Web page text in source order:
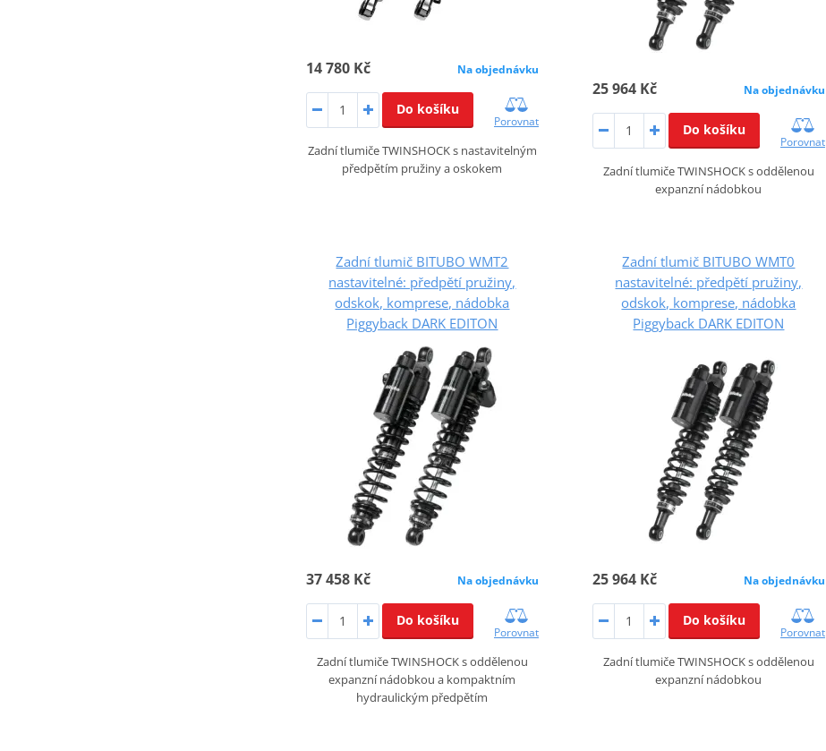
14 780 Kč Na objednávku
Do košíku
Porovnat
Zadní tlumiče TWINSHOCK s nastavitelným
předpětím pružiny a oskokem
25 964 Kč Na objednávku
Do košíku
Porovnat
Zadní tlumiče TWINSHOCK s oddělenou
expanzní nádobkou
Zadní tlumič BITUBO WMT2
nastavitelné: předpětí pružiny,
odskok, komprese, nádobka
Piggyback DARK EDITON
37 458 Kč Na objednávku
Do košíku
Porovnat
Zadní tlumiče TWINSHOCK s oddělenou
expanzní nádobkou a kompaktním
hydraulickým předpětím
Zadní tlumič BITUBO WMT0
nastavitelné: předpětí pružiny,
odskok, komprese, nádobka
Piggyback DARK EDITON
25 964 Kč Na objednávku
Do košíku
Porovnat
Zadní tlumiče TWINSHOCK s oddělenou
expanzní nádobkou